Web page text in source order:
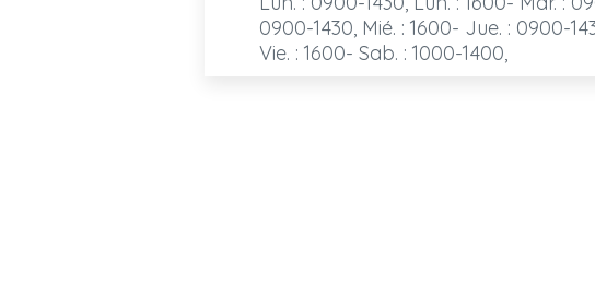
0900-1430, Mié. : 1600- Jue. : 0900-
Vie. : 1600- Sab. : 1000-1400,